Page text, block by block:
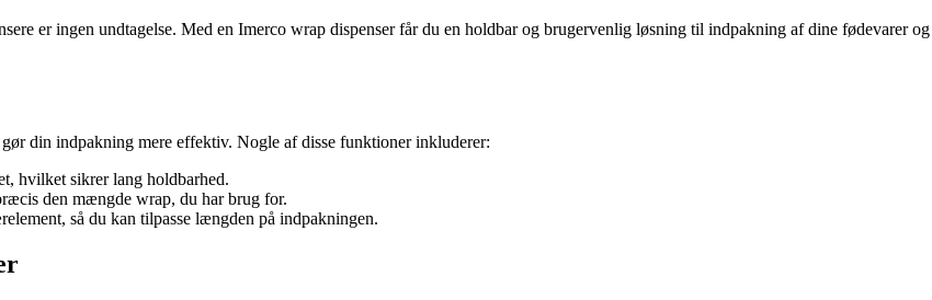
er ingen undtagelse. Med en Imerco wrap dispenser får du en holdbar og brugervenlig løsning til indpakning af dine fødevarer og
din indpakning mere effektiv. Nogle af disse funktioner inkluderer:
hvilket sikrer lang holdbarhed.
den mængde wrap, du har brug for.
så du kan tilpasse længden på indpakningen.